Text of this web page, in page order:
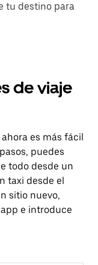
tu destino para
de viaje
es más fácil
puedes
todo desde un
taxi desde el
sitio nuevo,
e introduce